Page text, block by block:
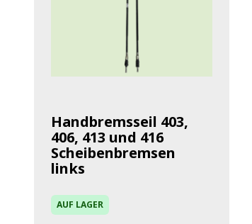
Handbremsseil 403,
406, 413 und 416
Scheibenbremsen
links
AUF LAGER